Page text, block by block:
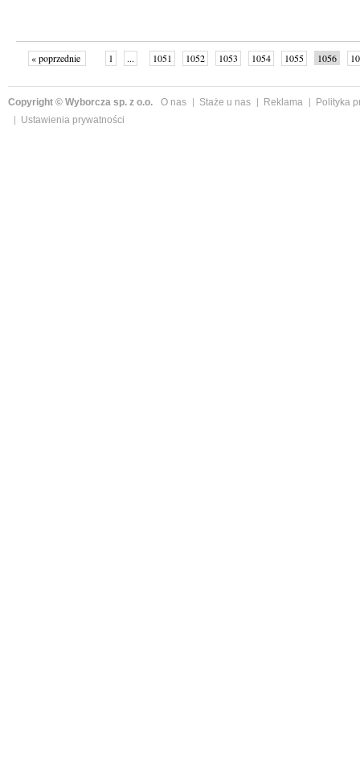
« poprzednie 1 ... 1051 1052 1053 1054 1055 1056
Copyright © Wyborcza sp. z o.o. O nas Staże u nas Reklama
Polityka
Ustawienia prywatności